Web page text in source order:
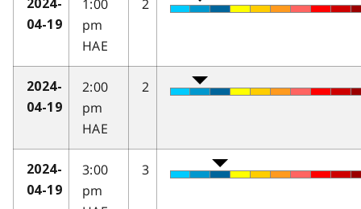
2024-
04-19
1:00
pm
HAE
2
2024-
04-19
2:00
pm
HAE
2
2024-
04-19
3:00
pm
3